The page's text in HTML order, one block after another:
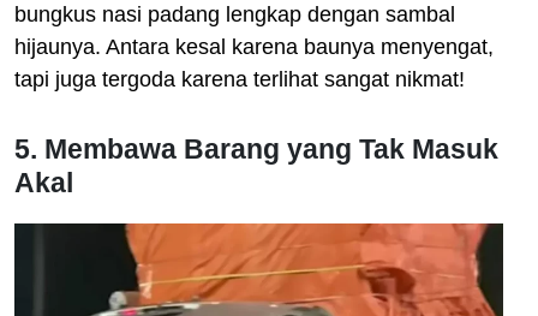
bungkus nasi padang lengkap dengan sambal
hijaunya. Antara kesal karena baunya menyengat,
tapi juga tergoda karena terlihat sangat nikmat!
5. Membawa Barang yang Tak Masuk
Akal